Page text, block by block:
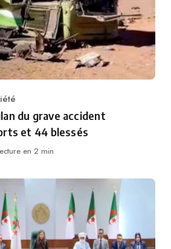
du grave accident
et 44 blessés
en 2 min